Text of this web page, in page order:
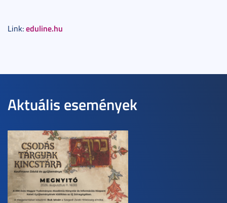
Link:eduline.hu
Aktuális események